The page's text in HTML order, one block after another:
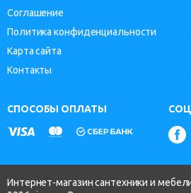
Соглашение
Политика конфиденциальности
Карта сайта
Контакты
СПОСОБЫ ОПЛАТЫ
Интернет-магазин сантехники и